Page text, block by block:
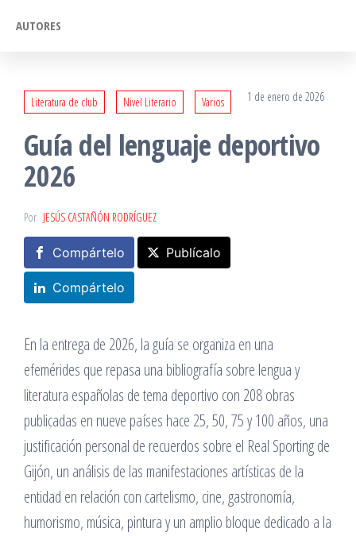
AUTORES
Literatura de club Nivel Literario Varios 1 de enero de 2026
Guía del lenguaje deportivo
2026
Por JESÚS CASTAÑÓN RODRÍGUEZ
Compártelo Publícalo
Compártelo
En la entrega de 2026, la guía se organiza en una
efemérides que repasa una bibliografía sobre lengua y
literatura españolas de tema deportivo con 208 obras
publicadas en nueve países hace 25, 50, 75 y 100 años, una
justificación personal de recuerdos sobre el Real Sporting de
Gijón, un análisis de las manifestaciones artísticas de la
entidad en relación con cartelismo, cine, gastronomía,
humorismo, música, pintura y un amplio bloque dedicado a la